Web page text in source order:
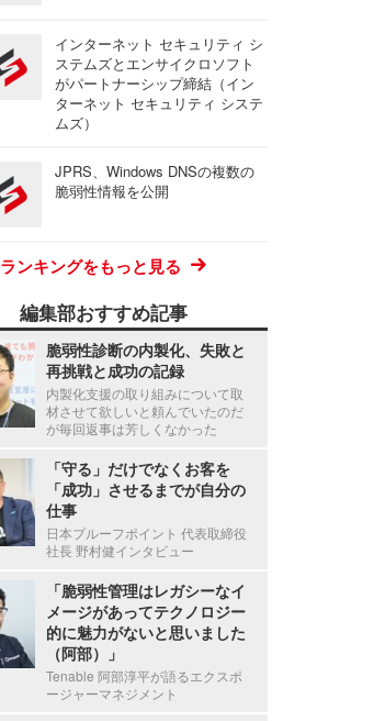
インターネット セキュリティ シ
ステムズとエンサイクロソフト
がパートナーシップ締結（イン
ターネット セキュリティ システ
ムズ）
JPRS、Windows DNSの複数の
脆弱性情報を公開
ランキングをもっと見る
編集部おすすめ記事
脆弱性診断の内製化、失敗と
再挑戦と成功の記録
内製化支援の取り組みについて取
材させて欲しいと頼んでいたのだ
が毎回返事は芳しくなかった
「守る」だけでなくお客を
「成功」させるまでが自分の
仕事
日本プルーフポイント 代表取締役
社長 野村健インタビュー
「脆弱性管理はレガシーなイ
メージがあってテクノロジー
的に魅力がないと思いました
（阿部）」
Tenable 阿部淳平が語るエクスポ
ージャーマネジメント